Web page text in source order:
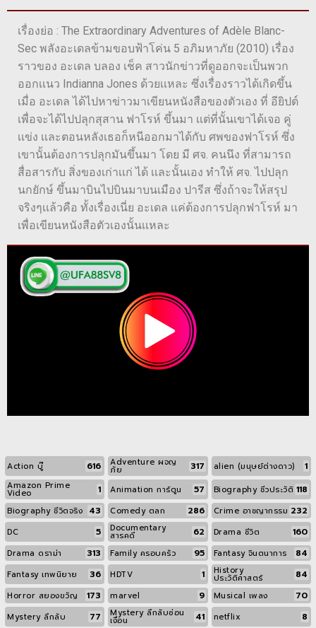
เรื่องย่อ : The Extraordinary Adventures of Adèle Blanc-
Sec พลังอะเดลข้ามขอบฟ้าโค่น 5 อภิมหาภัย (2010) เรื่อง
ราวของ อะเดล บลอง เช็ค สาวนักข่าวที่ดูออกจะเป็นพวก
ออกเเนว Indianna Jones ด้วยเเหละ ซึ่งเรื่องราวได้เกิดขึ้น
เมื่อ อะเดล ได้ไปหาข่าวมาเขียนหนังสือของตัวเอง ที่ อียิปต์
เพื่อจะได้ไปปลุกสุสาน ฟาโรห์ ขึ้นมา เเต่ที่นั้นเขาได้เจอ คู่
เเข่ง เเละตอนหลังเธอก็หนีออกมาได้กับ ศพของฟาโรห์ ซึ่ง
เขานั้นต้องการปลุกมันขึ้นมา โดย มี ศจ. คนนึง ที่สามารถ
สื่อสารกับ สิ่งของเก่าเเก่ ได้ เเละนั้นเอง ทำให้ ศจ. ไปปลุก
นกยักษ์ ขึ้นมาบินไปบินมาบนเมือง ปารีส ซึ่งถ้าจะให้สรุป
จริงๆเเล้วคือ ทั้งเรื่องเนี่ย อะเดล เเค่ต้องการปลุกฟาโรห์ มา
เพื่อเขียนหนังสือตัวเองนั้นเเหละ
Action บู๊ 616 Adventure ผจญ
ภัย 317 alien (มนุษย์ต่างดาว) 1
Amazon Prime
Video 1 Animation การ์ตูน 57 Biography ชีวประวัติ 118
Biography ชีวิตจริง 43 Comedy ตลก 286 Crime อาชญากรรม 232
DC 5 Documentary
สารคดี 62 Drama ชีวิต 160
Drama ดราม่า 313 Family ครอบครัว 95 Fantasy จินตนาการ 84
Fantasy เทพนิยาย 36 HDTV 1 History
ประวัติศาสตร์ 84
Horror สยองขวัญ 173 marvel 9 Musical เพลง 70
Mystery ลึกลับ 77 Mystery ลึกลับซ่อน
เงื่อน 41 netflix 8